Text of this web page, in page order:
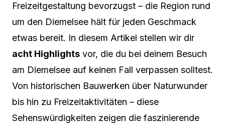
Freizeitgestaltung bevorzugst – die Region rund
um den Diemelsee hält für jeden Geschmack
etwas bereit. In diesem Artikel stellen wir dir
acht Highlights vor, die du bei deinem Besuch
am Diemelsee auf keinen Fall verpassen solltest.
Von historischen Bauwerken über Naturwunder
bis hin zu Freizeitaktivitäten – diese
Sehenswürdigkeiten zeigen die faszinierende